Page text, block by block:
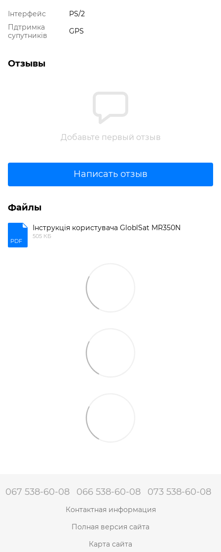
Інтерфейс
PS/2
Пдтримка
супутників
GPS
Отзывы
Добавьте первый отзыв
Написать отзыв
Файлы
PDF
Інструкція користувача GloblSat MR350N
505 КБ
067 538-60-08 066 538-60-08 073 538-60-08
Контактная информация
Полная версия сайта
Карта сайта